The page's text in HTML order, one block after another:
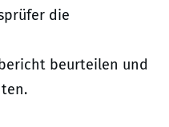
die
beurteilen und